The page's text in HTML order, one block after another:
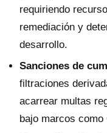
requiriendo
remediación y
desarrollo.
Sanciones de
filtraciones
acarrear multas
bajo marcos como